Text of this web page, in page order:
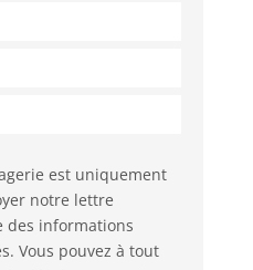
est uniquement
notre lettre
des informations
Vous pouvez à tout